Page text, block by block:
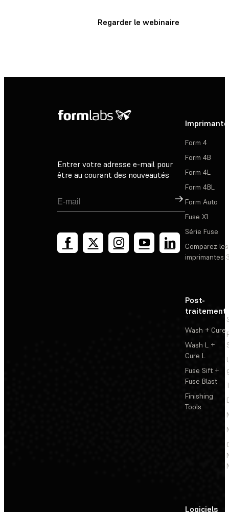
Regarder le webinaire
Entrer votre adresse e-mail pour
être au courant des nouveautés
Inscription
Form 4
Form 4B
Form 4L
Form 4BL
Form Auto
Fuse X1
Série Fuse
Comparez les
imprimantes
Post-
traitement
Wash + Cure
Wash L +
Cure L
Fuse Sift +
Fuse Blast
Finishing
Tools
Logiciels